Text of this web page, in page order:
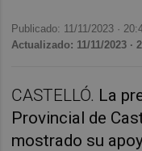
Publicado: 11/11/2023 ·
Actualizado: 11/11/2023 ·
CASTELLÓ. La
Provincial de
mostrado su